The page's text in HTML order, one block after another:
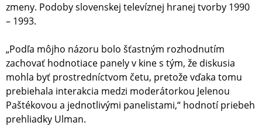
zmeny. Podoby slovenskej televíznej hranej tvorby 1990
– 1993.
„Podľa môjho názoru bolo šťastným rozhodnutím
zachovať hodnotiace panely v kine s tým, že diskusia
mohla byť prostredníctvom četu, pretože vďaka tomu
prebiehala interakcia medzi moderátorkou Jelenou
Paštékovou a jednotlivými panelistami,“ hodnotí priebeh
prehliadky Ulman.